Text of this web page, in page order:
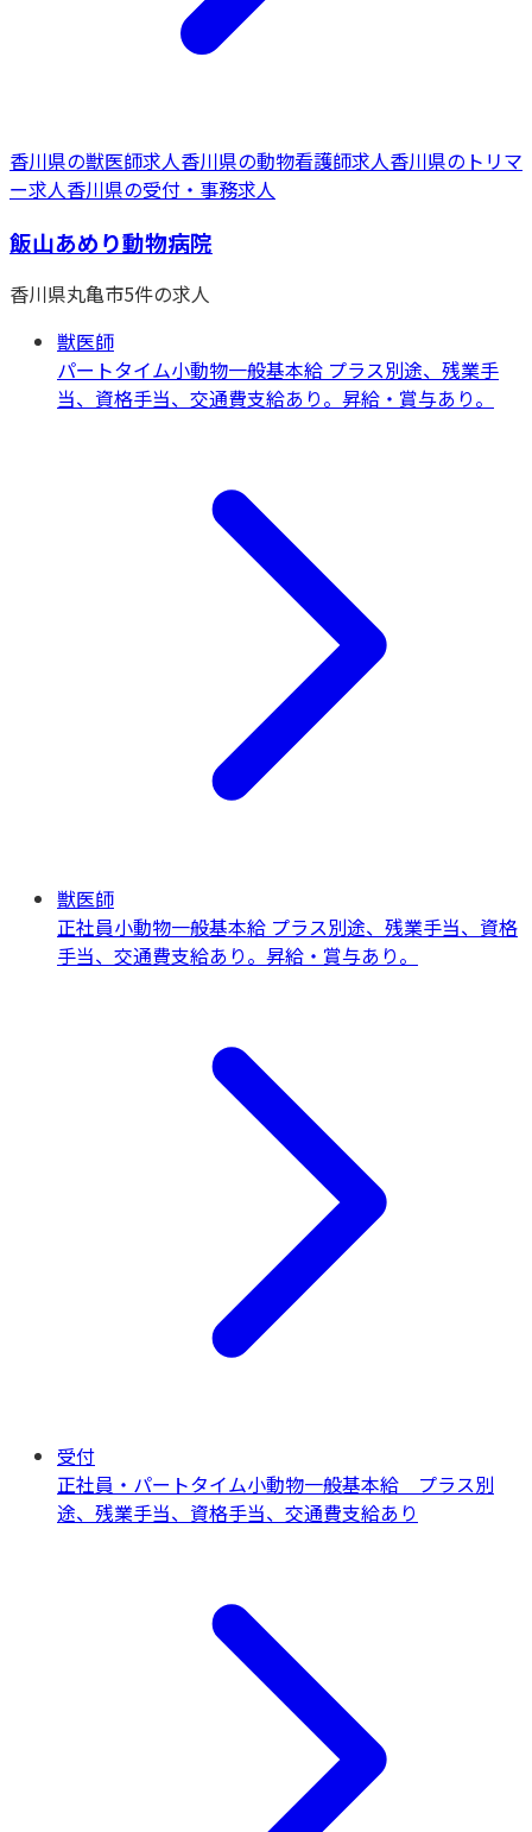
香川県の獣医師求人香川県の動物看護師求人香川県の トリマ
ー求人香川県の受付・事務求人
飯山あめり動物病院
香川県丸亀市5件の求人
獣医師
パートタイム小動物一般基本給 プラス別途、残業手
当、資格手当、交通費支給あり。昇給・賞与あり。
獣医師
正社員小動物一般基本給 プラス別途、残業手当、資格
手当、交通費支給あり。昇給・賞与あり。
受付
正社員・パートタイム小動物一般基本給 プラス別
途、残業手当、資格手当、交通費支給あり